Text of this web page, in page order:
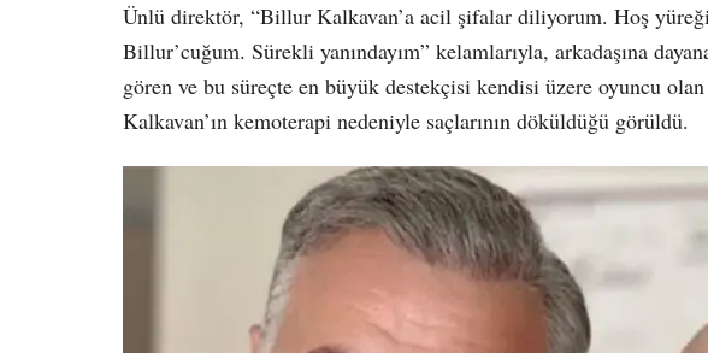
Ünlü direktör, “Billur Kalkavan’a acil şifalar diliyorum. Hoş
Billur’cuğum. Sürekli yanındayım” kelamlarıyla, arkadaşına
gören ve bu süreçte en büyük destekçisi kendisi üzere oyuncu
Kalkavan’ın kemoterapi nedeniyle saçlarının döküldüğü görüldü.